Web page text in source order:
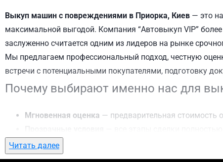
Выкуп машин с повреждениями в Приорка, Киев — это
максимальной выгодой. Компания “Автовыкуп VIP”
заслуженно считается одним из лидеров на рынке
Мы предлагаем профессиональный подход, честную
встречи с потенциальными покупателями, подготовку
Почему выбирают именно нас для
Мгновенная оценка — предварительная стоимость
Гибкий подход
Честные цены— предлагаем до 95% от рыночной
Читать далее